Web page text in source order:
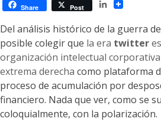
Share Post
LinkedIn
Del análisis histórico de la guerra
posible colegir que la era twitter
organización intelectual
extrema derecha como plataforma
proceso de acumulación por
financiero. Nada que ver, como se
coloquialmente, con la polarización.